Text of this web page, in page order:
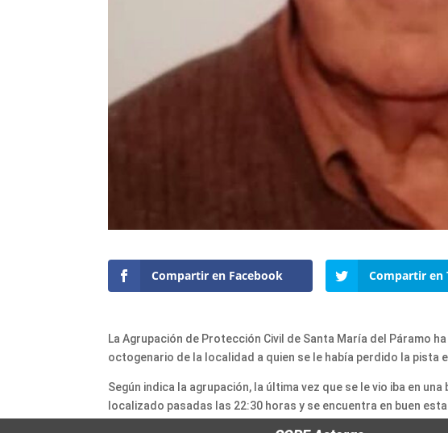
Compartir en Facebook Compartir en
La Agrupación de Protección Civil de Santa María del Páramo
octogenario de la localidad a quien se le había perdido la pista
Según indica la agrupación, la última vez que se le vio iba en
localizado pasadas las 22:30 horas y se encuentra en buen